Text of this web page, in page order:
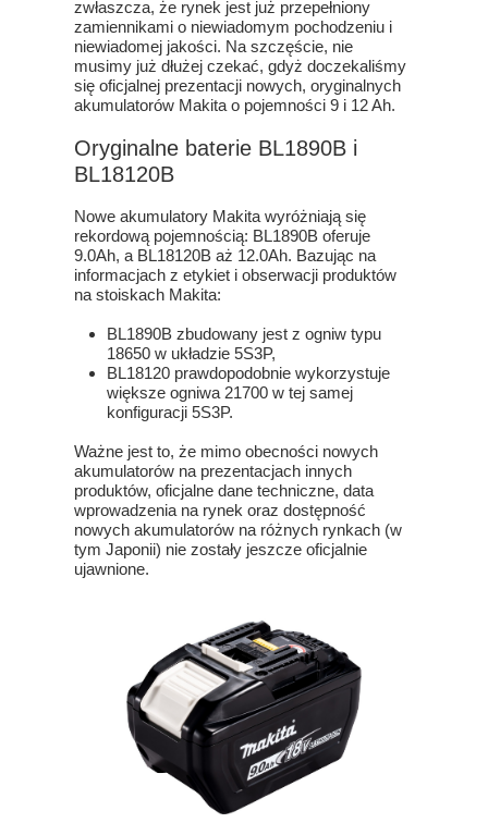
zwłaszcza, że rynek jest już przepełniony
zamiennikami o niewiadomym pochodzeniu i
niewiadomej jakości. Na szczęście, nie
musimy już dłużej czekać, gdyż doczekaliśmy
się oficjalnej prezentacji nowych, oryginalnych
akumulatorów Makita o pojemności 9 i 12 Ah.
Oryginalne baterie BL1890B i
BL18120B
Nowe akumulatory Makita wyróżniają się
rekordową pojemnością: BL1890B oferuje
9.0Ah, a BL18120B aż 12.0Ah. Bazując na
informacjach z etykiet i obserwacji produktów
na stoiskach Makita:
BL1890B zbudowany jest z ogniw typu
18650 w układzie 5S3P,
BL18120 prawdopodobnie wykorzystuje
większe ogniwa 21700 w tej samej
konfiguracji 5S3P.
Ważne jest to, że mimo obecności nowych
akumulatorów na prezentacjach innych
produktów, oficjalne dane techniczne, data
wprowadzenia na rynek oraz dostępność
nowych akumulatorów na różnych rynkach (w
tym Japonii) nie zostały jeszcze oficjalnie
ujawnione.